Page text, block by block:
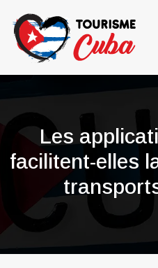
Les
facilitent-elles